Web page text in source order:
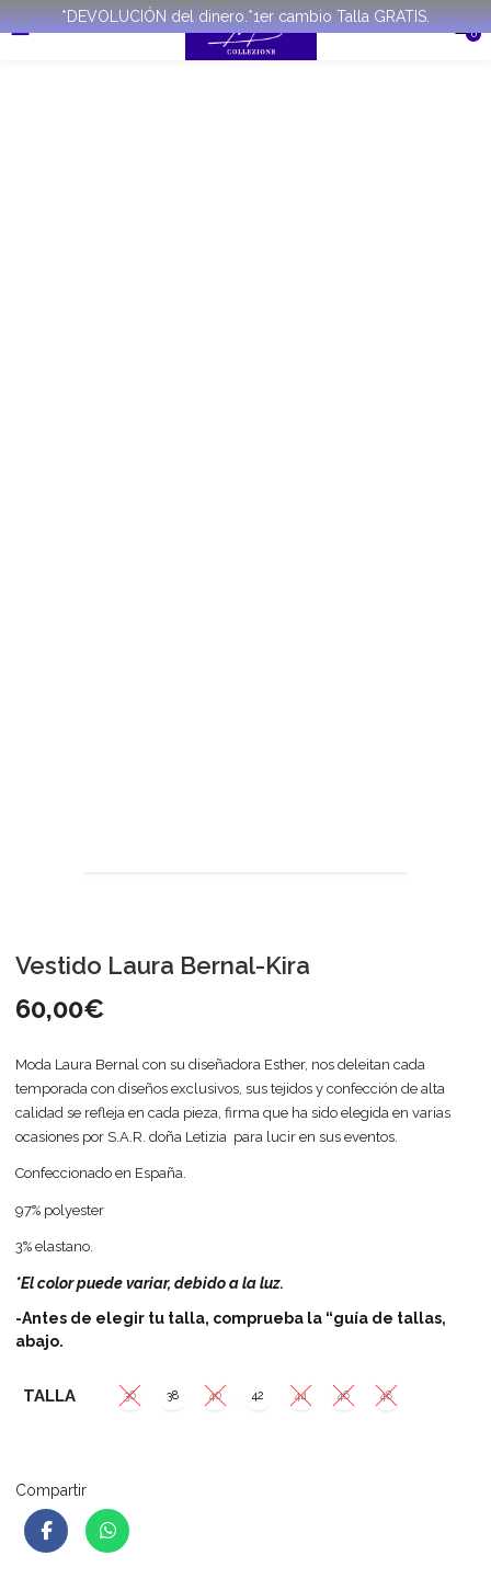
*DEVOLUCIÓN del dinero.*1er cambio Talla GRATIS.
0
Vestido Laura Bernal-Kira
60,00€
Moda Laura Bernal con su diseñadora Esther, nos deleitan cada
temporada con diseños exclusivos, sus tejidos y confección de alta
calidad se refleja en cada pieza, firma que ha sido elegida en varias
ocasiones por S.A.R. doña Letizia para lucir en sus eventos.
Confeccionado en España.
97% polyester
3% elastano.
*El color puede variar, debido a la luz.
-Antes de elegir tu talla, comprueba la “guía de tallas,
abajo.
TALLA 36 38 40 42 44 46 48
Compartir